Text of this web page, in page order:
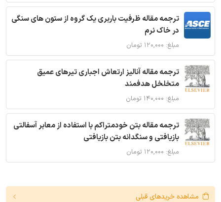
ترجمه مقاله ظرفیت باربری یک گروه از ستون های سنگی
در خاک نرم
مبلغ: ۱۲۰,۰۰۰ تومان
ترجمه مقاله آنالیز ارتعاش اجباری تیرهای عمیق
متخلخل هدفمند
مبلغ: ۱۴۰,۰۰۰ تومان
ترجمه مقاله بتن خودمتراکم با استفاده از معابر آسفالتی
بازیافتی و سنگدانه بتن بازیافتی
مبلغ: ۱۲۰,۰۰۰ تومان
مشاهده خریدهای قبلی